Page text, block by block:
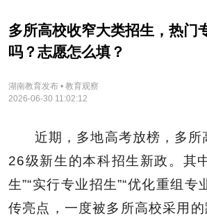
多所高校收窄大类招生，热门
吗？志愿怎么填？
湖南教育发布 • 教育观察
2026-06-30 11:02:12
近期，多地高考放榜，多所
26级新生的本科招生新政。其
生”“实行专业招生”“优化重组专
传亮点，一度被多所高校采用